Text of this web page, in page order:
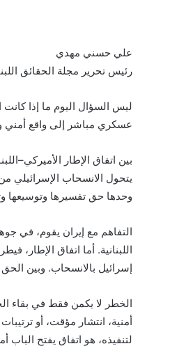
علي حسني مهدي
رئيس تحرير مجلة الحقائق
ليس السؤال اليوم ما إذا
عسكري مباشر إلى واقع أمني
بين اتفاق الإطار
يتحول الانسحاب الإسرائيلي
وحدها حق تفسيرها وتوسيعها
التفاهم مع إيران يقوم، في
اللبنانية. أما اتفاق الإطار،
إسرائيل بالانسحاب. وبين
الخطر لا يكمن فقط في بقاء
أمنية، انتشار مؤقت، أو
لتنفيذه، هو اتفاق يفتح الباب